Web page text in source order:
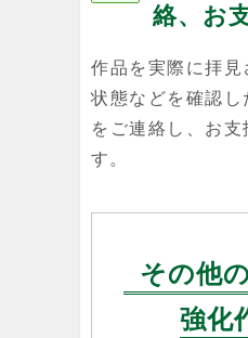
絡、お
作品を実際に拝見
状態などを確認
をご連絡し、お支
す。
その他
強化